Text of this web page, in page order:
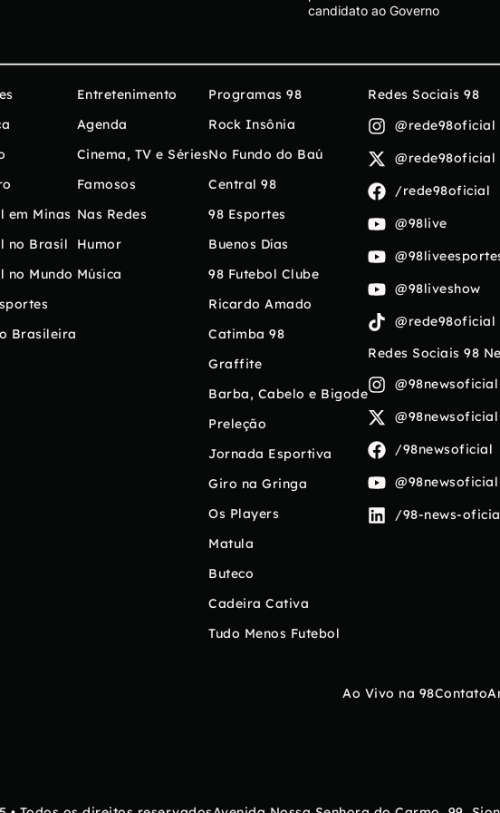
candidato ao Governo
em Minas
no Brasil
no Mundo
Brasileira
Entretenimento
Agenda
Cinema, TV e Séries
Famosos
Nas Redes
Humor
Música
Programas 98
Rock Insônia
No Fundo do Baú
Central 98
98 Esportes
Buenos Días
98 Futebol Clube
Ricardo Amado
Catimba 98
Graffite
Barba, Cabelo e Bigode
Preleção
Jornada Esportiva
Giro na Gringa
Os Players
Matula
Buteco
Cadeira Cativa
Tudo Menos Futebol
Redes Sociais 98
@rede98oficial
@rede98oficial
/rede98oficial
@98live
@98liveshow
@rede98oficial
Redes Sociais 98
@98newsoficial
@98newsoficial
/98newsoficial
@98newsoficial
/98-news-
Ao Vivo na 98Contato